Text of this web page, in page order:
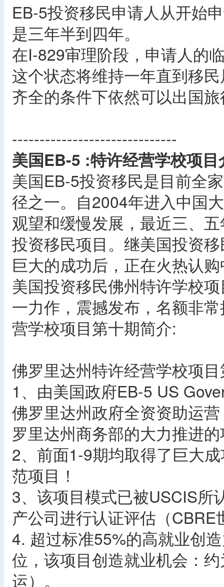
EB-5投资移民申请人从开始
是三年半到四年。
在I-829审理阶段，申请人的
这个状态将维持一年直到移
齐全的条件下依然可以出国
------------------------------
美国EB-5 :特许经营学校项目
美国EB-5投资移民是目前全
径之一。自2004年进入中国
观望和缓慢发展，最近三、
投资移民项目。继美国投资
巨大的成功后，正在火热认
美国投资移民佛州特许学校
一力作，震撼发布，名额非
营学校项目第十期简介:
佛罗里达州特许经营学校项
1、由美国政府EB-5 US
佛罗里达州政府全资资助运
罗里达州商务部的大力推进
2、前面1-9期均取得了巨大
范项目！
3、该项目模式已被USCIS所
产公司进行认证评估（CBRE
4. 超过标准55%的高就业创
位，该项目创造就业机会：
运）。